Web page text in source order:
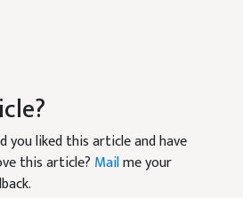
you liked this article and have
this article? Mailme your